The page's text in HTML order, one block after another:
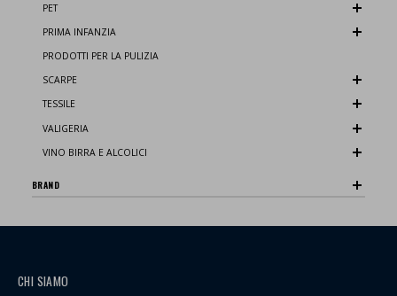
PET
PRIMA INFANZIA
PRODOTTI PER LA PULIZIA
SCARPE
TESSILE
VALIGERIA
VINO BIRRA E ALCOLICI
BRAND
CHI SIAMO